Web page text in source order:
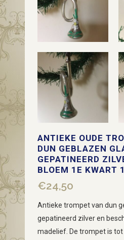
ANTIEKE OUDE
DUN GEBLAZEN
GEPATINEERD
BLOEM 1E KWART
€24,50
Antieke trompet van dun
gepatineerd zilver en
madelief. De trompet is